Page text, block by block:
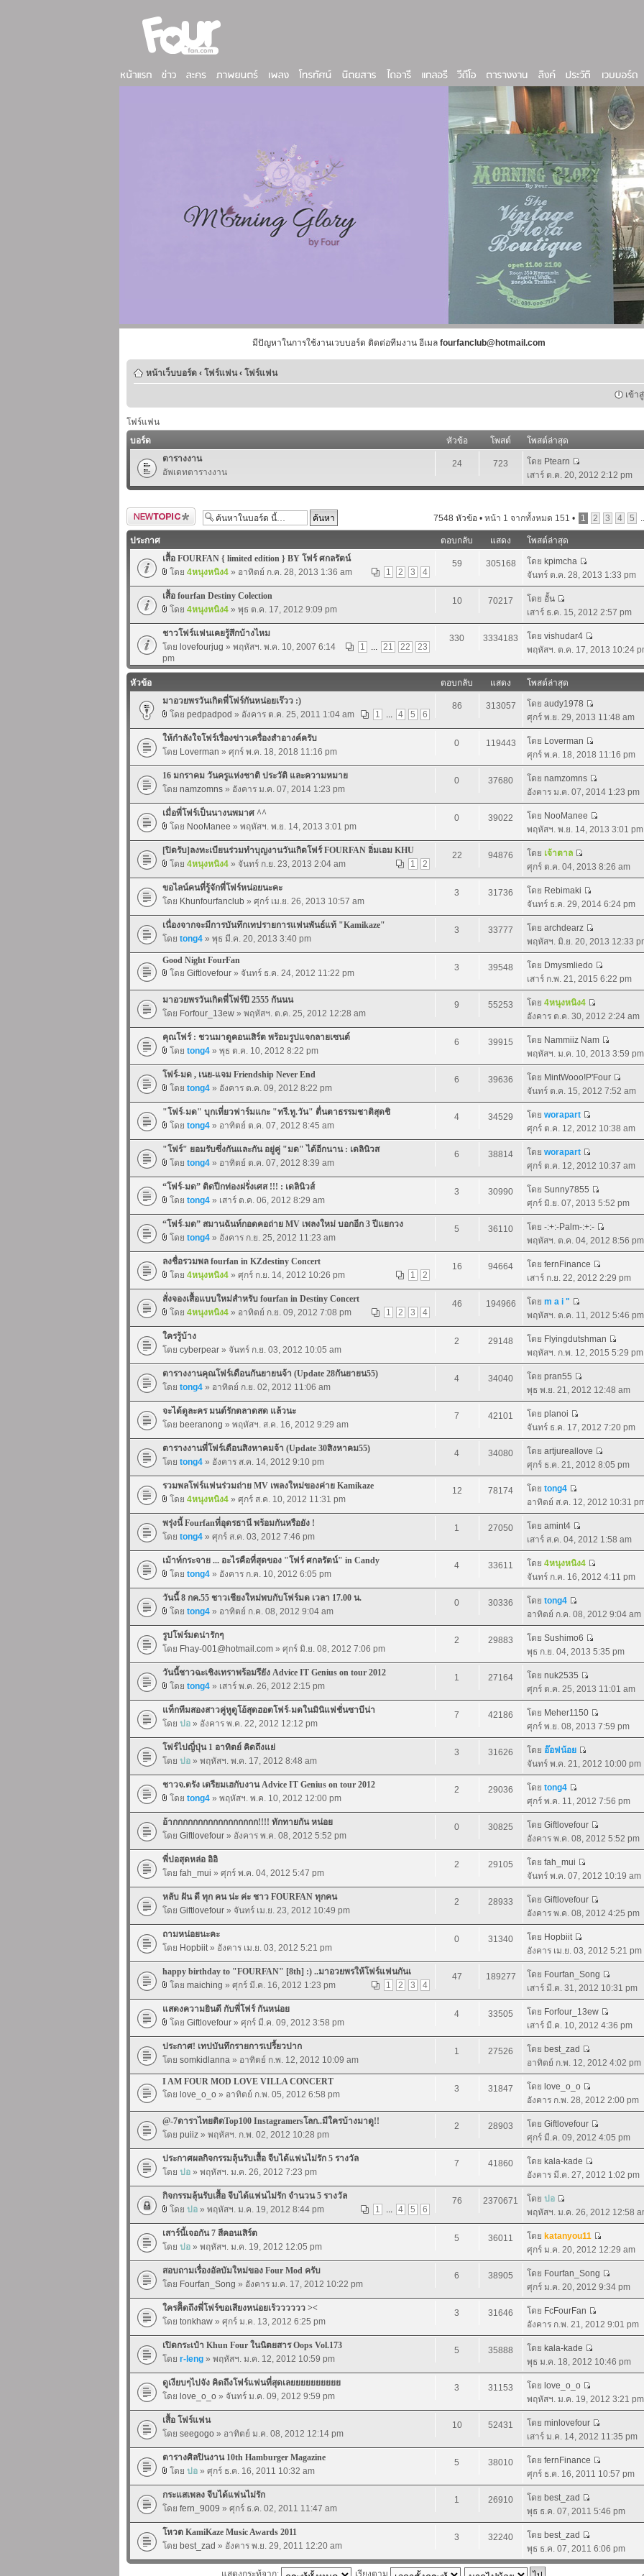
มีปัญหาในการใช้งานเวบบอร์ด ติดต่อทีมงาน อีเมล fourfanclub@hotmail.com
หน้าเว็บบอร์ด ‹ โฟร์แฟน ‹ โฟร์แฟน
เข้า
โฟร์แฟน
บอร์ด
หัวข้อ โพสต์
โพสต์ล่าสุด
ตารางงาน
อัพเดทตารางงาน
24 723 โดย Ptearn
เสาร์ ต.ค. 20, 2012 2:12 pm
ตั้งกระทู้ใหม่ 7548 หัวข้อ • หน้า 1 จากทั้งหมด 151 • 1 2 3 4 5
ประกาศ ตอบกลับ แสดง
โพสต์ล่าสุด
เสื้อ FOURFAN { limited edition } BY โฟร์ ศกลรัตน์
1
2 3 4
โดย 4หนุงหนิง4 » อาทิตย์ ก.ค. 28, 2013 1:36 am
59 305168 โดย kpimcha
จันทร์ ต.ค. 28, 2013 1:33 pm
เสื้อ fourfan Destiny Colection
โดย 4หนุงหนิง4 » พุธ ต.ค. 17, 2012 9:09 pm
10 70217 โดย อั้น
เสาร์ ธ.ค. 15, 2012 2:57 pm
ชาวโฟร์แฟนเคยรู้สึกบ้างไหม
1
... 21 22 23
โดย lovefourjug » พฤหัสฯ. พ.ค. 10, 2007 6:14
pm
330 3334183 โดย vishudar4
พฤหัสฯ. ต.ค. 17, 2013 10:24
หัวข้อ ตอบกลับ แสดง
โพสต์ล่าสุด
มาอวยพรวันเกิดพี่โฟร์กันหน่อยเร๊วว :)
1
... 4 5 6
โดย pedpadpod » อังคาร ต.ค. 25, 2011 1:04 am
86 313057 โดย audy1978
ศุกร์ พ.ย. 29, 2013 11:48 am
ให้กำลังใจโฟร์เรื่องข่าวเครื่องสำอางค์ครับ
โดย Loverman » ศุกร์ พ.ค. 18, 2018 11:16 pm
0 119443 โดย Loverman
ศุกร์ พ.ค. 18, 2018 11:16 pm
16 มกราคม วันครูแห่งชาติ ประวัติ และความหมาย
โดย namzomns » อังคาร ม.ค. 07, 2014 1:23 pm
0 37680 โดย namzomns
อังคาร ม.ค. 07, 2014 1:23 pm
เมื่อพี่โฟร์เป็นนางนพมาศ ^^
โดย NooManee » พฤหัสฯ. พ.ย. 14, 2013 3:01 pm
0 39022 โดย NooManee
พฤหัสฯ. พ.ย. 14, 2013 3:01 pm
[ปิดรับ]ลงทะเบียนร่วมทำบุญงานวันเกิดโฟร์ FOURFAN อิ่มเอม KHU
1
2
โดย 4หนุงหนิง4 » จันทร์ ก.ย. 23, 2013 2:04 am
22 94876 โดย เจ้าตาล
ศุกร์ ต.ค. 04, 2013 8:26 am
ขอไลน์คนที่รู้จักพี่โฟร์หน่อยนะคะ
โดย Khunfourfanclub » ศุกร์ เม.ย. 26, 2013 10:57 am
3 31736 โดย Rebimaki
จันทร์ ธ.ค. 29, 2014 6:24 pm
เนื่องจากจะมีการบันทึกเทปรายการแฟนพันธ์แท้ "Kamikaze"
โดย tong4 » พุธ มี.ค. 20, 2013 3:40 pm
3 33777 โดย archdearz
พฤหัสฯ. มิ.ย. 20, 2013 12:33
Good Night FourFan
โดย Giftlovefour » จันทร์ ธ.ค. 24, 2012 11:22 pm
3 39548 โดย Dmysmliedo
เสาร์ ก.พ. 21, 2015 6:22 pm
มาอวยพรวันเกิดพี่โฟร์ปี 2555 กันนน
โดย Forfour_13ew » พฤหัสฯ. ต.ค. 25, 2012 12:28 am
9 55253 โดย 4หนุงหนิง4
อังคาร ต.ค. 30, 2012 2:24 am
คุณโฟร์ : ชวนมาดูคอนเสิร์ต พร้อมรูปแจกลายเซนต์
โดย tong4 » พุธ ต.ค. 10, 2012 8:22 pm
6 39915 โดย Nammiiz Nam
พฤหัสฯ. ม.ค. 10, 2013 3:59 pm
โฟร์-มด , เนย-แจม Friendship Never End
โดย tong4 » อังคาร ต.ค. 09, 2012 8:22 pm
6 39636 โดย MintWooo!P'Four
จันทร์ ต.ค. 15, 2012 7:52 am
"โฟร์-มด" บุกเที่ยวฟาร์มแกะ "ทรี.ทู.วัน" ตื่นตาธรรมชาติสุดชิ
โดย tong4 » อาทิตย์ ต.ค. 07, 2012 8:45 am
4 34529 โดย worapart
ศุกร์ ต.ค. 12, 2012 10:38 am
"โฟร์" ยอมรับซึ่งกันและกัน อยู่คู่ "มด" ได้อีกนาน : เดลินิวส
โดย tong4 » อาทิตย์ ต.ค. 07, 2012 8:39 am
6 38814 โดย worapart
ศุกร์ ต.ค. 12, 2012 10:37 am
“โฟร์-มด” ติดปีกท่องฝรั่งเศส !!! : เดลินิวส์
โดย tong4 » เสาร์ ต.ค. 06, 2012 8:29 am
3 30990 โดย Sunny7855
ศุกร์ มิ.ย. 07, 2013 5:52 pm
“โฟร์-มด” สมานฉันท์กอดคอถ่าย MV เพลงใหม่ บอกอีก 3 ปีแยกวง
โดย tong4 » อังคาร ก.ย. 25, 2012 11:23 am
5 36110 โดย -:+:-Palm-:+:-
พฤหัสฯ. ต.ค. 04, 2012 8:56 pm
ลงชื่อรวมพล fourfan in KZdestiny Concert
1
2
โดย 4หนุงหนิง4 » ศุกร์ ก.ย. 14, 2012 10:26 pm
16 94664 โดย fernFinance
เสาร์ ก.ย. 22, 2012 2:29 pm
สั่งจองเสื้อแบบใหม่สำหรับ fourfan in Destiny Concert
1
2 3 4
โดย 4หนุงหนิง4 » อาทิตย์ ก.ย. 09, 2012 7:08 pm
46 194966 โดย m a i "
พฤหัสฯ. ต.ค. 11, 2012 5:46 pm
ใครรู้บ้าง
โดย cyberpear » จันทร์ ก.ย. 03, 2012 10:05 am
2 29148 โดย Flyingdutshman
พฤหัสฯ. ก.พ. 12, 2015 5:29 pm
ตารางงานคุณโฟร์เดือนกันยายนจ้า (Update 28กันยายน55)
โดย tong4 » อาทิตย์ ก.ย. 02, 2012 11:06 am
4 34040 โดย pran55
พุธ พ.ย. 21, 2012 12:48 am
จะได้ดูละคร มนต์รักตลาดสด แล้วนะ
โดย beeranong » พฤหัสฯ. ส.ค. 16, 2012 9:29 am
7 42101 โดย planoi
จันทร์ ธ.ค. 17, 2012 7:20 pm
ตารางงานพี่โฟร์เดือนสิงหาคมจ้า (Update 30สิงหาคม55)
โดย tong4 » อังคาร ส.ค. 14, 2012 9:10 pm
4 34080 โดย artjureallove
ศุกร์ ธ.ค. 21, 2012 8:05 pm
รวมพลโฟร์แฟนร่วมถ่าย MV เพลงใหม่ของค่าย Kamikaze
โดย 4หนุงหนิง4 » ศุกร์ ส.ค. 10, 2012 11:31 pm
12 78174 โดย tong4
อาทิตย์ ส.ค. 12, 2012 10:31
พรุ่งนี้ Fourfanที่อุดรธานี พร้อมกันหรือยัง !
โดย tong4 » ศุกร์ ส.ค. 03, 2012 7:46 pm
1 27050 โดย amint4
เสาร์ ส.ค. 04, 2012 1:58 am
เม้าท์กระจาย ... อะไรคือที่สุดของ "โฟร์ ศกลรัตน์" in Candy
โดย tong4 » อังคาร ก.ค. 10, 2012 6:05 pm
4 33611 โดย 4หนุงหนิง4
จันทร์ ก.ค. 16, 2012 4:11 pm
วันนี้ 8 กค.55 ชาวเชียงใหม่พบกับโฟร์มด เวลา 17.00 น.
โดย tong4 » อาทิตย์ ก.ค. 08, 2012 9:04 am
0 30336 โดย tong4
อาทิตย์ ก.ค. 08, 2012 9:04 am
รูปโฟร์มดน่ารักๆ
โดย Fhay-001@hotmail.com » ศุกร์ มิ.ย. 08, 2012 7:06 pm
2 29883 โดย Sushimo6
พุธ ก.ย. 04, 2013 5:35 pm
วันนี้ชาวฉะเชิงเทราพร้อมรึยัง Advice IT Genius on tour 2012
โดย tong4 » เสาร์ พ.ค. 26, 2012 2:15 pm
1 27164 โดย nuk2535
ศุกร์ ต.ค. 25, 2013 11:01 am
แท็กทีมสองสาวคู่หูดูโอ้สุดฮอตโฟร์-มดในมินิแฟชั่นซาบีน่า
โดย ปอ » อังคาร พ.ค. 22, 2012 12:12 pm
7 42186 โดย Meher1150
ศุกร์ พ.ย. 08, 2013 7:59 pm
โฟร์ไปญี่ปุ่น 1 อาทิตย์ คิดถึงแย่
โดย ปอ » พฤหัสฯ. พ.ค. 17, 2012 8:48 am
3 31626 โดย อ๊อฟน้อย
จันทร์ พ.ค. 21, 2012 10:00 pm
ชาวจ.ตรัง เตรียมเฮกับงาน Advice IT Genius on tour 2012
โดย tong4 » พฤหัสฯ. พ.ค. 10, 2012 12:00 pm
2 29036 โดย tong4
ศุกร์ พ.ค. 11, 2012 7:56 pm
อ้ากกกกกกกกกกกกกกกกก!!!! ทักทายกัน หน่อย
โดย Giftlovefour » อังคาร พ.ค. 08, 2012 5:52 pm
0 30825 โดย Giftlovefour
อังคาร พ.ค. 08, 2012 5:52 pm
พี่ปอสุดหล่อ อิอิ
โดย fah_mui » ศุกร์ พ.ค. 04, 2012 5:47 pm
2 29105 โดย fah_mui
จันทร์ พ.ค. 07, 2012 10:19 am
หลับ ฝัน ดี ทุก คน น่ะ ค่ะ ชาว FOURFAN ทุกคน
โดย Giftlovefour » จันทร์ เม.ย. 23, 2012 10:49 pm
2 28933 โดย Giftlovefour
อังคาร พ.ค. 08, 2012 4:25 pm
ถามหน่อยนะคะ
โดย Hopbiit» อังคาร เม.ย. 03, 2012 5:21 pm
0 31340 โดย Hopbiit
อังคาร เม.ย. 03, 2012 5:21 pm
happy birthday to "FOURFAN" [8th] :) ..มาอวยพรให้โฟร์แฟนกันเ
1
2 3 4
โดย maiching » ศุกร์ มี.ค. 16, 2012 1:23 pm
47 189277 โดย Fourfan_Song
เสาร์ มี.ค. 31, 2012 10:31 pm
แสดงความยินดี กับพี่โฟร์ กันหน่อย
โดย Giftlovefour » ศุกร์ มี.ค. 09, 2012 3:58 pm
4 33505 โดย Forfour_13ew
เสาร์ มี.ค. 10, 2012 4:36 pm
ประกาศ! เทปบันทึกรายการเปรี้ยวปาก
โดย somkidlanna » อาทิตย์ ก.พ. 12, 2012 10:09 am
1 27526 โดย best_zad
อาทิตย์ ก.พ. 12, 2012 4:02 pm
I AM FOUR MOD LOVE VILLA CONCERT
โดย love_o_o » อาทิตย์ ก.พ. 05, 2012 6:58 pm
3 31847 โดย love_o_o
อังคาร ก.พ. 28, 2012 2:00 pm
@-7ดาราไทยติดTop100 Instagramersโลก..มีใครบ้างมาดู!!
โดย puiiz » พฤหัสฯ. ก.พ. 02, 2012 10:28 pm
2 28903 โดย Giftlovefour
ศุกร์ มี.ค. 09, 2012 4:05 pm
ประกาศผลกิจกรรมลุ้นรับเสื้อ จีบได้แฟนไม่รัก 5 รางวัล
โดย ปอ » พฤหัสฯ. ม.ค. 26, 2012 7:23 pm
7 41860 โดย kala-kade
อังคาร มี.ค. 27, 2012 1:02 pm
กิจกรรมลุ้นรับเสื้อ จีบได้แฟนไม่รัก จำนวน 5 รางวัล
1
... 4 5 6
โดย ปอ » พฤหัสฯ. ม.ค. 19, 2012 8:44 pm
76 2370671 โดย ปอ
พฤหัสฯ. ม.ค. 26, 2012 12:58
เสาร์นี้เจอกัน 7 สีคอนเสิร์ต
โดย ปอ » พฤหัสฯ. ม.ค. 19, 2012 12:05 pm
5 36011 โดย katanyou11
ศุกร์ ม.ค. 20, 2012 12:29 am
สอบถามเรื่องอัลบัมใหม่ของ Four Mod ครับ
โดย Fourfan_Song » อังคาร ม.ค. 17, 2012 10:22 pm
6 38905 โดย Fourfan_Song
ศุกร์ ม.ค. 20, 2012 9:34 pm
ใครคิิดถึงพี่โฟร์ขอเสียงหน่อยเร้วววววว ><
โดย tonkhaw » ศุกร์ ม.ค. 13, 2012 6:25 pm
3 31646 โดย FcFourFan
อังคาร ก.พ. 21, 2012 9:01 pm
เปิดกระเป๋า Khun Four ในนิตยสาร Oops Vol.173
โดย r-leng » พฤหัสฯ. ม.ค. 12, 2012 10:59 pm
5 35888 โดย kala-kade
พุธ ม.ค. 18, 2012 10:46 pm
ดูเงียบๆไปจัง คิดถึงโฟร์แฟนที่สุดเลยยยยยยยยยย
โดย love_o_o » จันทร์ ม.ค. 09, 2012 9:59 pm
3 31153 โดย love_o_o
พฤหัสฯ. ม.ค. 19, 2012 3:21 pm
เสื้อ โฟร์แฟน
โดย seegogo » อาทิตย์ ม.ค. 08, 2012 12:14 pm
10 52431 โดย minlovefour
เสาร์ ม.ค. 14, 2012 11:35 pm
ตารางศิลปินงาน 10th Hamburger Magazine
โดย ปอ » ศุกร์ ธ.ค. 16, 2011 10:32 am
5 38010 โดย fernFinance
ศุกร์ ธ.ค. 16, 2011 10:57 pm
กระแสเพลง จีบได้แฟนไม่รัก
โดย fern_9009 » ศุกร์ ธ.ค. 02, 2011 11:47 am
1 26910 โดย best_zad
พุธ ธ.ค. 07, 2011 5:46 pm
โหวต KamiKaze Music Awards 2011
โดย best_zad » อังคาร พ.ย. 29, 2011 12:20 am
3 32240 โดย best_zad
พุธ ธ.ค. 07, 2011 6:06 pm